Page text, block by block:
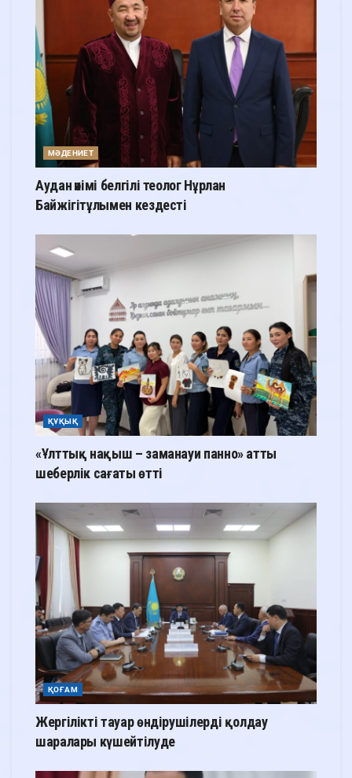
МӘДЕНИЕТ
Аудан әкімі белгілі теолог Нұрлан
Байжігітұлымен кездесті
ҚҰҚЫҚ
«Ұлттық нақыш – заманауи панно» атты
шеберлік сағаты өтті
ҚОҒАМ
Жергілікті тауар өндірушілерді қолдау
шаралары күшейтілуде